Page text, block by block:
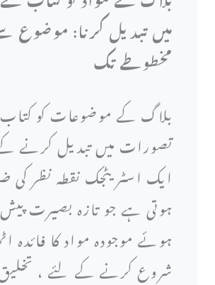
میں تبدیل کرنا: موضوع
مخطوطے تک
بلاگ کے موضوعات کو
تصورات میں تبدیل کرنے
ایک اسٹریٹجک نقطہ نظر
ہوتی ہے جو تازہ بصیرت
ہوئے موجودہ مواد کا فائدہ
شروع کرنے کے لئے ،